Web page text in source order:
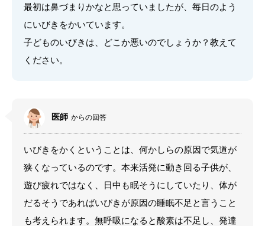
最初は鼻づまりかなと思っていましたが、毎日のよう
にいびきをかいています。
子どものいびきは、どこか悪いのでしょうか？教えて
ください。
医師 からの回答
いびきをかくということは、何かしらの原因で気道が
狭くなっているのです。本来活発に動き回る子供が、
遊び疲れではなく、日中も眠そうにしていたり、体が
だるそうであればいびきが原因の睡眠不足と言うこと
も考えられます。無呼吸になると酸素は不足し、発達